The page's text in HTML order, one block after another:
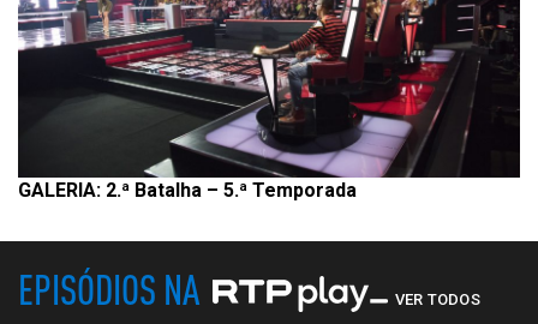
GALERIA: 2.ª Batalha – 5.ª Temporada
EPISÓDIOS NA VER TODOS